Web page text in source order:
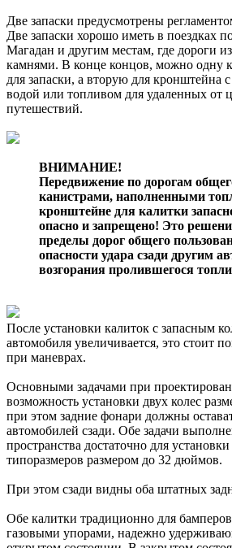
Две запаски предусмотрены
Две запаски хорошо иметь в поездках
Магадан и другим местам, где дороги
камнями. В конце концов, можно одну
для запаски, а вторую для кронштейна
водой или топливом для удаленных от
путешествий.
ВНИМАНИЕ!
Передвижение по дорогам
канистрами, наполненными
кронштейне для калитки
опасно и запрещено! Это
пределы дорог общего
опасности удара сзади другим
возгорания пролившегося
После установки калиток с запасным
автомобиля увеличивается, это стоит
при маневрах.
Основными задачами при
возможность установки двух колес
при этом задние фонари должны
автомобилей сзади. Обе задачи
пространства достаточно для установки
типоразмеров размером до 32 дюймов.
При этом сзади видны оба штатных
Обе калитки традиционно для
газовыми упорами, надежно